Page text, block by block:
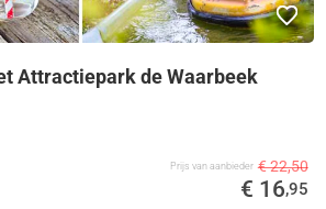
Attractiepark de Waarbeek
Prijs van aanbieder € 22,50
€ 16,95